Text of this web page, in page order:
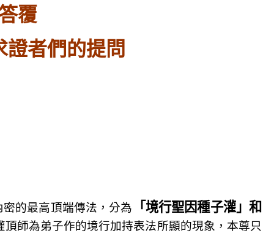
覆
者們的提問
的最高頂端傳法，分為 「境行聖因種子灌」和
頂師為弟子作的境行加持表法所顯的現象，本尊只